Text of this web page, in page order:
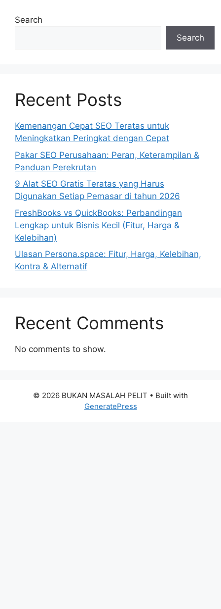
Search
Search
Recent Posts
Kemenangan Cepat SEO Teratas untuk
Meningkatkan Peringkat dengan Cepat
Pakar SEO Perusahaan: Peran, Keterampilan &
Panduan Perekrutan
9 Alat SEO Gratis Teratas yang Harus
Digunakan Setiap Pemasar di tahun 2026
FreshBooks vs QuickBooks: Perbandingan
Lengkap untuk Bisnis Kecil (Fitur, Harga &
Kelebihan)
Ulasan Persona.space: Fitur, Harga, Kelebihan,
Kontra & Alternatif
Recent Comments
No comments to show.
© 2026 BUKAN MASALAH PELIT • Built with
GeneratePress